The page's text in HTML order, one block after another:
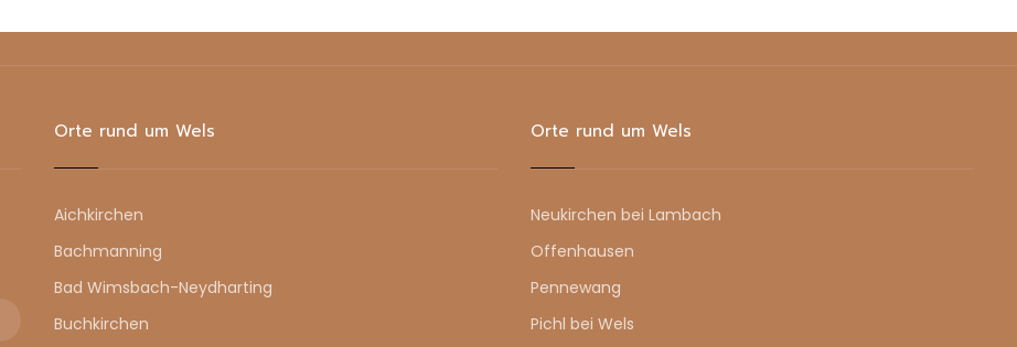
Orte rund um Wels
Aichkirchen
Bachmanning
Bad Wimsbach-Neydharting
Buchkirchen
Orte rund um Wels
Neukirchen bei Lambach
Offenhausen
Pennewang
Pichl bei Wels